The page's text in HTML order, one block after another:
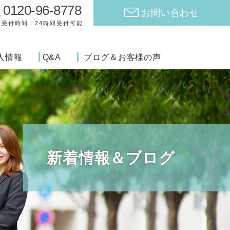
0120-96-8778
受付時間：24時間受付可能
お問い合わせ
情報 Q&A ブログ＆お客様の声
新着情報＆ブログ